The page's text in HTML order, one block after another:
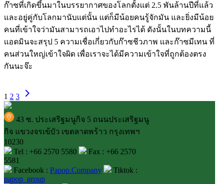
ก๊าซที่เกิดขึ้นมาในบรรยากาศของโลกตั้งแต่ 2.5 พันล้านปีที่แล้ว
และอยู่คู่กับโลกมานับแต่นั้น แต่ก็มีน้อยคนรู้จักมัน และยิ่งมีน้อย
คนที่เข้าใจว่ามันสามารถเอาไปทำอะไรได้ ดังนั้นในบทความนี้
แอดมินจะสรุป 5 ความเชื่อเกี่ยวกับก๊าซชีวภาพ และก๊าซมีเทน ที่
คนส่วนใหญ่เข้าใจผิด เพื่อเราจะได้มีความเข้าใจที่ถูกต้องตรง
กันนะจ๊ะ
1 2 3
43 ซ. ประเสริฐมนูกิจ 5 ถนนประเสริฐมนู
กิจ แขวงจรเข้บัว เขตลาดพร้าว กรุงเทพฯ
10230
Tel : +66 2570 5580
Fax : +66 2570
5581
Facebook : Papop.Company
Tiktok :
papop_group